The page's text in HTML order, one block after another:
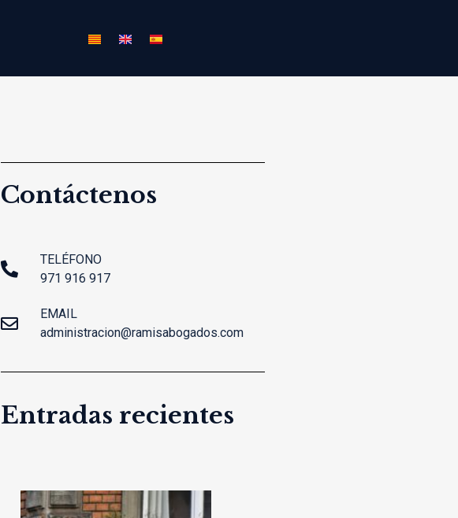
Contáctenos
TELÉFONO
971 916 917
EMAIL
administracion@ramisabogados.com
Entradas recientes